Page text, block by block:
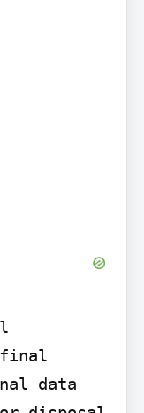
data